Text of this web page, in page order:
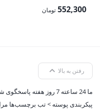
552,300 تومان
552,300 تومان
رفتن به بالا
ما 24 ساعته 7 روز هفته
پیکربندی پوسته > تب برچسب‌ها